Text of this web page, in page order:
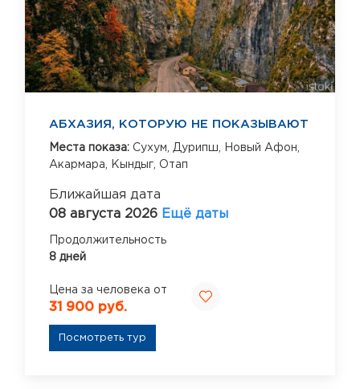
АБХАЗИЯ, КОТОРУЮ НЕ ПОКАЗЫВАЮТ
Места показа: Сухум, Дурипш,
Новый Афон,
Акармара,
Кындыг, Отап
Ближайшая дата
08 августа 2026 Ещё даты
Продолжительность
8 дней
Цена за человека от
31 900 руб.
Посмотреть тур